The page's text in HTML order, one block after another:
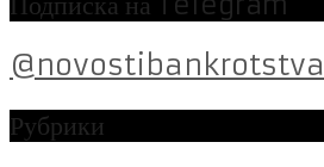
@novostibankrotstva
Рубрики